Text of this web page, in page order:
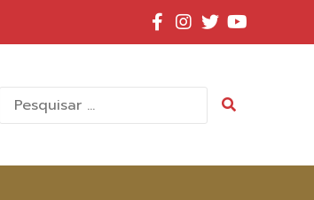
Pesquisar
por: